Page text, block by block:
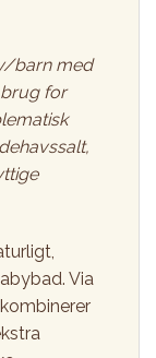
barn med
for
Via